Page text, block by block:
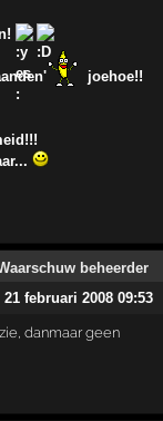
joehoe!!
21 februari 2008 09:53
danmaar geen